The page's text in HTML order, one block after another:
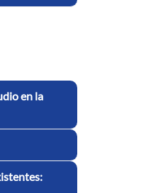
en la